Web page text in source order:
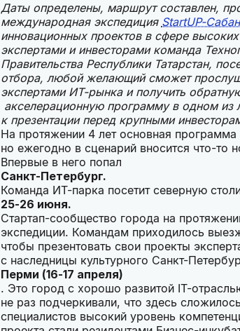
Даты определены, маршрут составлен,
международная экспедиция StartUP-
инновационных проектов в сфере
экспертами и инвесторами команда
Правительства Республики Татарстан,
отбора, любой желающий сможет
экспертами ИТ-рынка и получить
акселерационную программу в одном из
к презентации перед крупными
На протяжении 4 лет основная
но ежегодно в сценарий вносится что-то
Впервые в него попал
Санкт-Петербург.
Команда ИТ-парка посетит северную
25-26 июня.
Стартап-сообщество города на
экспедиции. Командам приходилось
чтобы презентовать свои проекты
с наследницы культурного Санкт-
Перми (16-17 апреля)
. Это город с хорошо развитой IT-
не раз подчеркивали, что здесь
специалистов высокий уровень